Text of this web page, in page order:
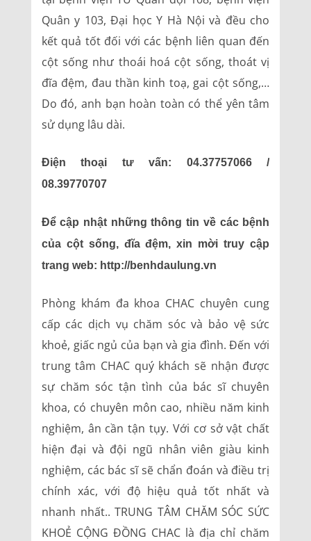
Quân y 103, Đại học Y Hà Nội và đều cho
kết quả tốt đối với các bệnh liên quan đến
cột sống như thoái hoá cột sống, thoát vị
đĩa đệm, đau thần kinh toạ, gai cột sống,…
Do đó, anh bạn hoàn toàn có thể yên tâm
sử dụng lâu dài.
Điện thoại tư vấn: 04.37757066 /
08.39770707
Để cập nhật những thông tin về các bệnh
của cột sống, đĩa đệm, xin mời truy cập
trang web: http://benhdaulung.vn
Phòng khám đa khoa CHAC chuyên cung
cấp các dịch vụ chăm sóc và bảo vệ sức
khoẻ, giấc ngủ của bạn và gia đình. Đến với
trung tâm CHAC quý khách sẽ nhận được
sự chăm sóc tận tình của bác sĩ chuyên
khoa, có chuyên môn cao, nhiều năm kinh
nghiệm, ân cần tận tụy. Với cơ sở vật chất
hiện đại và đội ngũ nhân viên giàu kinh
nghiệm, các bác sĩ sẽ chẩn đoán và điều trị
chính xác, với độ hiệu quả tốt nhất và
nhanh nhất.. TRUNG TÂM CHĂM SÓC SỨC
KHOẺ CỘNG ĐỒNG CHAC là địa chỉ chăm